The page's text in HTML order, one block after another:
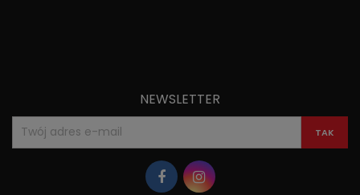
NEWSLETTER